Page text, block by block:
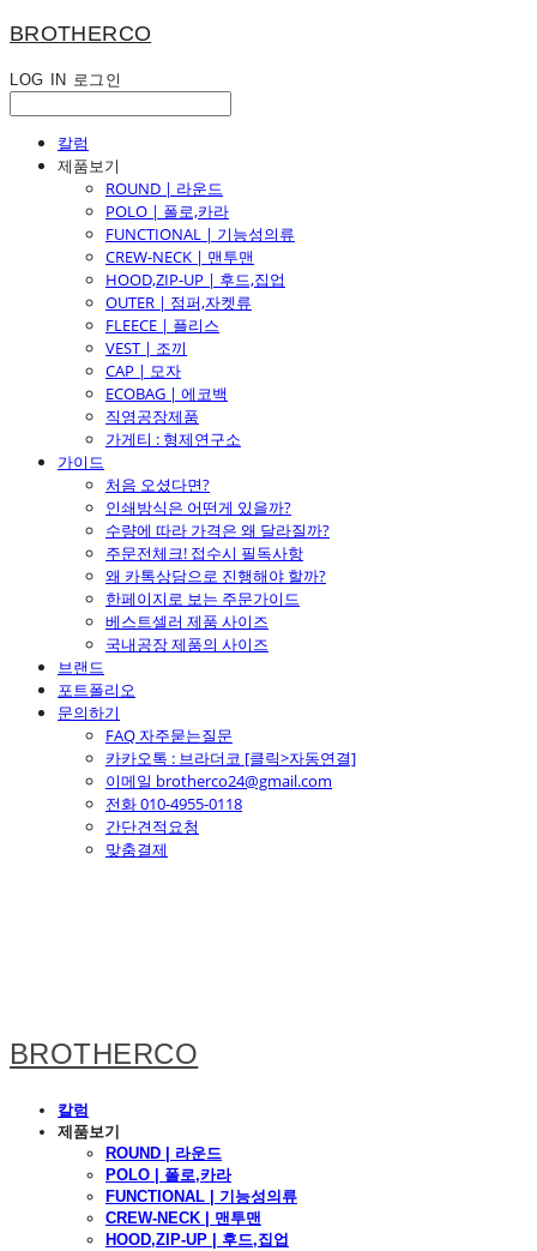
BROTHERCO
LOG IN 로그인
칼럼
제품보기
ROUND | 라운드
POLO | 폴로,카라
FUNCTIONAL | 기능성의류
CREW-NECK | 맨투맨
HOOD,ZIP-UP | 후드,집업
OUTER | 점퍼,자켓류
FLEECE | 플리스
VEST | 조끼
CAP | 모자
ECOBAG | 에코백
직영공장제품
가게티 : 형제연구소
가이드
처음 오셨다면?
인쇄방식은 어떤게 있을까?
수량에 따라 가격은 왜 달라질까?
주문전체크! 접수시 필독사항
왜 카톡상담으로 진행해야 할까?
한페이지로 보는 주문가이드
베스트셀러 제품 사이즈
국내공장 제품의 사이즈
브랜드
포트폴리오
문의하기
FAQ 자주묻는질문
카카오톡 : 브라더코 [클릭>자동연결]
이메일 brotherco24@gmail.com
전화 010-4955-0118
간단견적요청
맞춤결제
BROTHERCO
칼럼
제품보기
ROUND | 라운드
POLO | 폴로,카라
FUNCTIONAL | 기능성의류
CREW-NECK | 맨투맨
HOOD,ZIP-UP | 후드,집업